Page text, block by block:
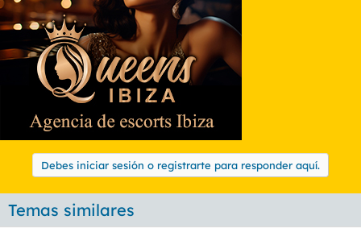
Debes iniciar sesión o registrarte para responder aquí.
Temas similares